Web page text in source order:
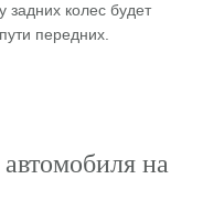
задних колес будет
передних.
на